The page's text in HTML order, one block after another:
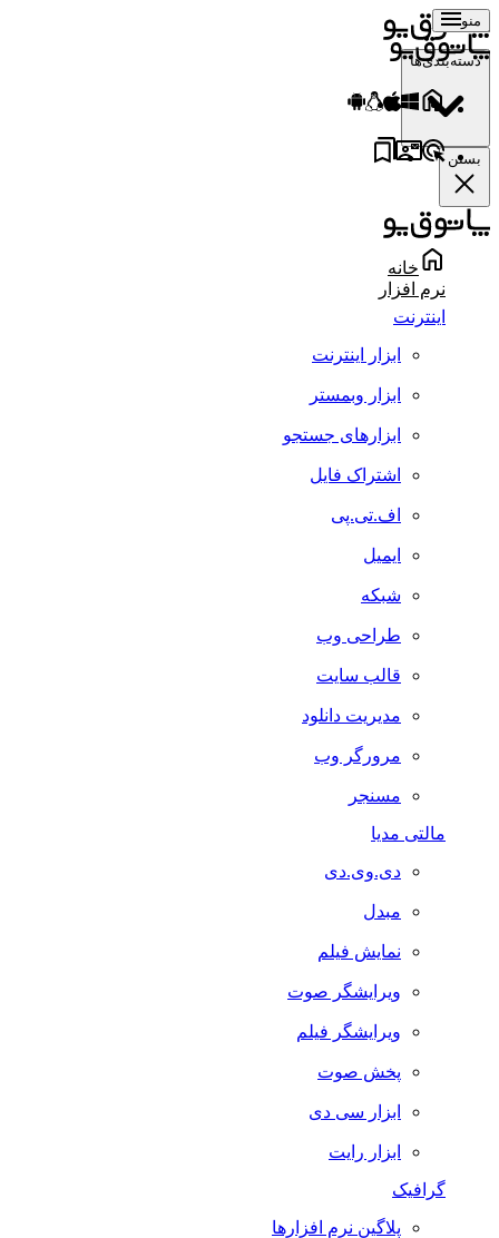
منو
دسته‌بندی‌ها
بستن
خانه
نرم افزار
اینترنت
ابزار اینترنت
ابزار وبمستر
ابزارهای جستجو
اشتراک فایل
اف.تی.پی
ایمیل
شبکه
طراحی وب
قالب سایت
مدیریت دانلود
مرورگر وب
مسنجر
مالتی مدیا
دی.وی.دی
مبدل
نمایش فیلم
ویرایشگر صوت
ویرایشگر فیلم
پخش صوت
ابزار سی دی
ابزار رایت
گرافیک
پلاگین نرم افزارها